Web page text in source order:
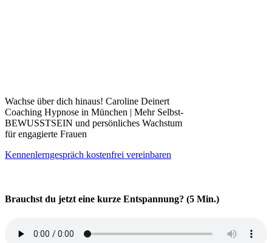
Wachse über dich hinaus! Caroline Deinert
Coaching Hypnose in München | Mehr Selbst-
BEWUSSTSEIN und persönliches Wachstum
für engagierte Frauen
Kennenlerngespräch kostenfrei vereinbaren
Brauchst du jetzt eine kurze Entspannung? (5 Min.)